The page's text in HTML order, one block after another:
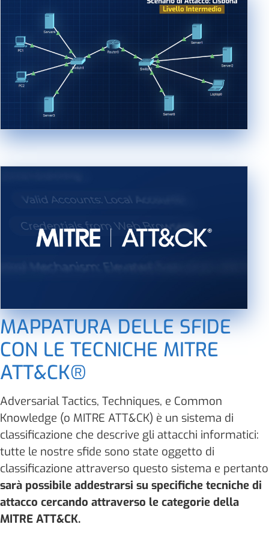
MAPPATURA DELLE SFIDE
CON LE TECNICHE MITRE
ATT&CK®
Adversarial Tactics, Techniques, e Common
Knowledge (o MITRE ATT&CK) è un sistema di
classificazione che descrive gli attacchi informatici:
tutte le nostre sfide sono state oggetto di
classificazione attraverso questo sistema e pertanto
sarà possibile addestrarsi su specifiche tecniche di
attacco cercando attraverso le categorie della
MITRE ATT&CK.